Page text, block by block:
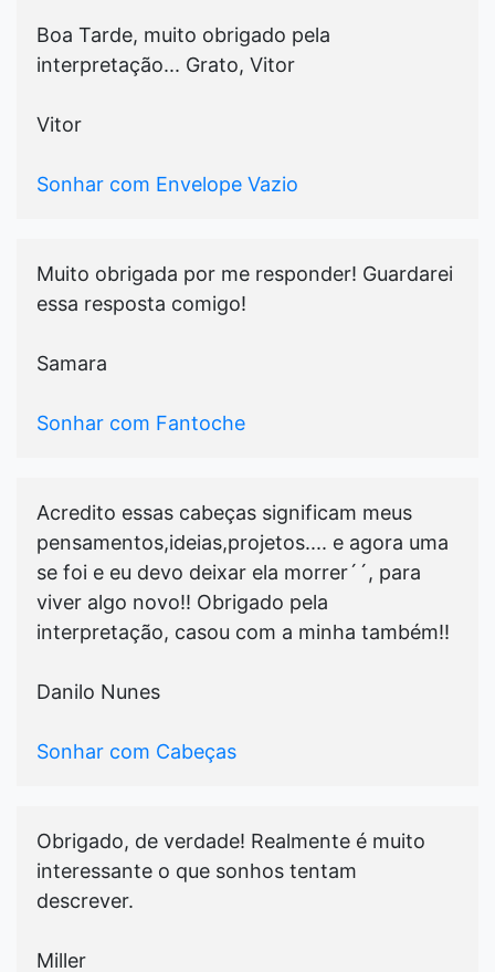
Boa Tarde, muito obrigado pela
interpretação... Grato, Vitor
Vitor
Sonhar com Envelope Vazio
Muito obrigada por me responder! Guardarei
essa resposta comigo!
Samara
Sonhar com Fantoche
Acredito essas cabeças significam meus
pensamentos,ideias,projetos.... e agora uma
se foi e eu devo deixar ela morrer´´, para
viver algo novo!! Obrigado pela
interpretação, casou com a minha também!!
Danilo Nunes
Sonhar com Cabeças
Obrigado, de verdade! Realmente é muito
interessante o que sonhos tentam
descrever.
Miller